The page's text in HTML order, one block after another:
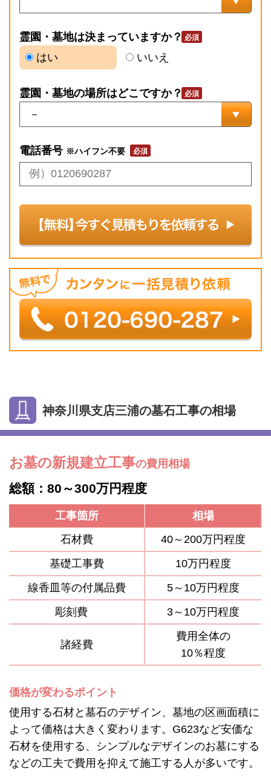
霊園・墓地は決まっていますか？
はい
いいえ
霊園・墓地の場所はどこですか？
電話番号 ※ハイフン不要
神奈川県支店三浦の墓石工事の相場
お墓の新規建立工事の費用相場
総額：80～300万円程度
工事箇所
相場
石材費
40～200万円程度
基礎工事費
10万円程度
線香皿等の付属品費
5～10万円程度
彫刻費
3～10万円程度
諸経費
費用全体の
10％程度
価格が変わるポイント
使用する石材と墓石のデザイン、墓地の区画面積に
よって価格は大きく変わります。G623など安価な
石材を使用する、シンプルなデザインのお墓にする
などの工夫で費用を抑えて施工する人が多いです。